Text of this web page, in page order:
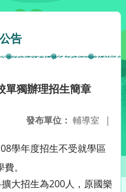
告
單獨辦理招生簡章
發布單位： 輔導室 |
學年度招生不受就學區
。
大招生為200人，原國樂